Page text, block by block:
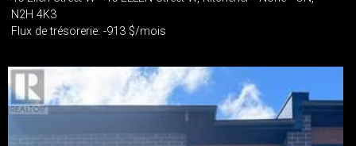
N2H 4K3
Flux de trésorerie: -913 $/mois